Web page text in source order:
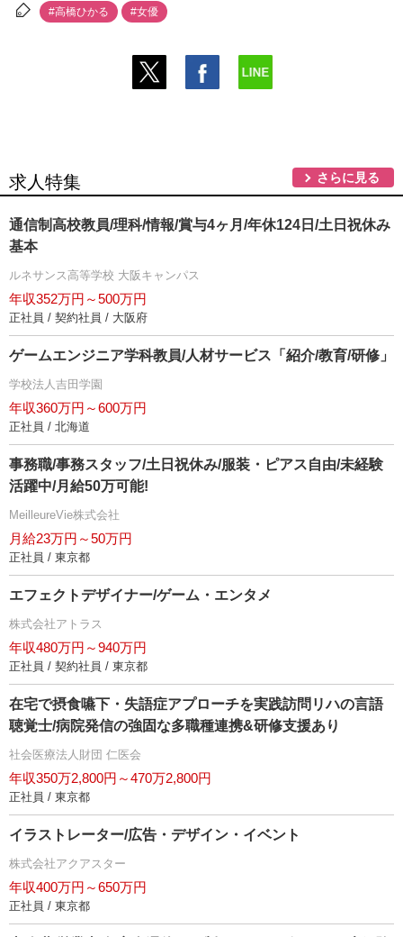
#高橋ひかる #女優
求人特集 さらに見る
通信制高校教員/理科/情報/賞与4ヶ月/年休124日/土日祝休み
基本
ルネサンス高等学校 大阪キャンパス
年収352万円～500万円
正社員 / 契約社員 / 大阪府
ゲームエンジニア学科教員/人材サービス「紹介/教育/研修」
学校法人吉田学園
年収360万円～600万円
正社員 / 北海道
事務職/事務スタッフ/土日祝休み/服装・ピアス自由/未経験
活躍中/月給50万可能!
MeilleureVie株式会社
月給23万円～50万円
正社員 / 東京都
エフェクトデザイナー/ゲーム・エンタメ
株式会社アトラス
年収480万円～940万円
正社員 / 契約社員 / 東京都
在宅で摂食嚥下・失語症アプローチを実践訪問リハの言語
聴覚士/病院発信の強固な多職種連携&研修支援あり
社会医療法人財団 仁医会
年収350万2,800円～470万2,800円
正社員 / 東京都
イラストレーター/広告・デザイン・イベント
株式会社アクアスター
年収400万円～650万円
正社員 / 東京都